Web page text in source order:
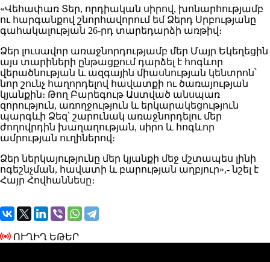
«Վեհափառ Տեր, որդիական սիրով, խոնարհությամբ
ու հարգանքով շնորհավորում եմ Ձերդ Սրբությանը
գահակալության 26-րդ տարեդարձի առթիվ։
Ձեր լուսավոր առաջնորդությամբ մեր Մայր Եկեղեցին
այս տարիների ընթացքում դարձել է հոգևոր
վերածնության և ազգային միասնության կենտրոն՝
նոր շունչ հաղորդելով հավատքի ու ծառայության
կյանքին։ Թող Բարեգութ Աստված անսպառ
զորություն, առողջություն և երկարակեցություն
պարգևի Ձեզ՝ շարունակ առաջնորդելու մեր
ժողովրդին խաղաղության, սիրո և հոգևոր
ամրության ուղիներով։
Ձեր ներկայությունը մեր կյանքի մեջ մշտապես լինի
ոգեշնչման, հավատի և բարության աղբյուր»,- նշել է
Հայր Հովհաննեսը։
ՈՒՂԻՂ ԵԹԵՐ